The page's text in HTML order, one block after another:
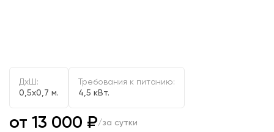
ДxШ:
0,5x0,7 м.
Требования к питанию:
4,5 кВт.
от 13 000 ₽/за сутки